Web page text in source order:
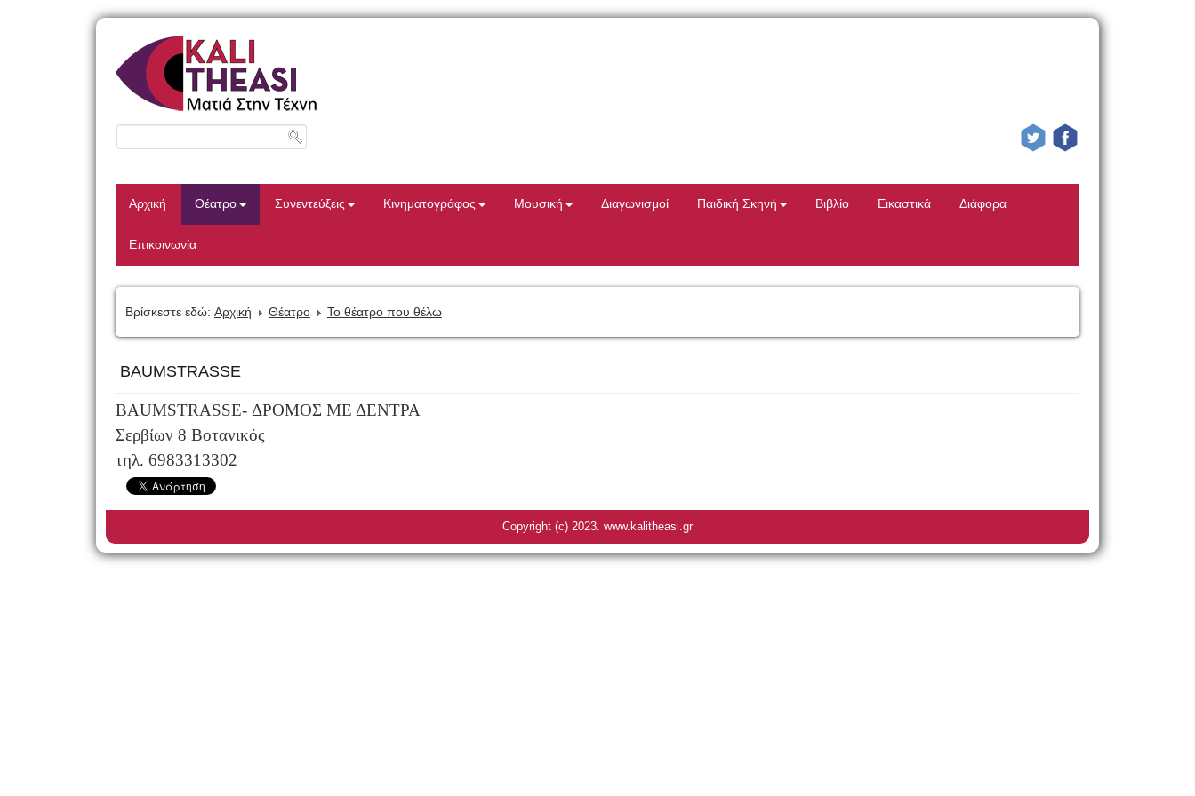
Αρχική Θέατρο Συνεντεύξεις Κινηματογράφος Μουσική Διαγωνισμοί Παιδική Σκηνή Βιβλίο Εικαστικά Διάφορα
Επικοινωνία
Βρίσκεστε εδώ: Αρχική Θέατρο Το θέατρο που θέλω
BAUMSTRASSE
BAUMSTRASSE- ΔΡΟΜΟΣ ΜΕ ΔΕΝΤΡΑ
Σερβίων 8 Βοτανικός
τηλ. 6983313302
Copyright (c) 2023. www.kalitheasi.gr